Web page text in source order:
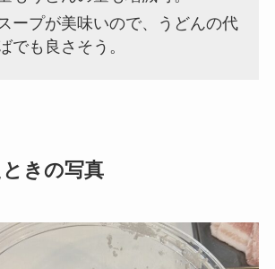
ープが美味いので、うどんの代
でも良さそう。
きの写真